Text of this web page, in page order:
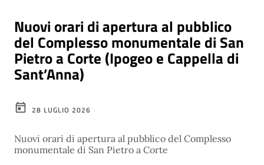
Nuovi orari di apertura al pubblico
del Complesso monumentale di San
Pietro a Corte (Ipogeo e Cappella di
Sant’Anna)
28 LUGLIO 2026
Nuovi orari di apertura al pubblico del Complesso
monumentale di San Pietro a Corte